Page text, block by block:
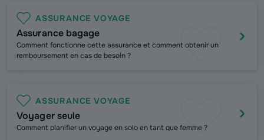
ASSURANCE VOYAGE
Assurance bagage
Comment fonctionne cette assurance et comment obtenir un
remboursement en cas de besoin ?
ASSURANCE VOYAGE
Voyager seule
Comment planifier un voyage en solo en tant que femme ?